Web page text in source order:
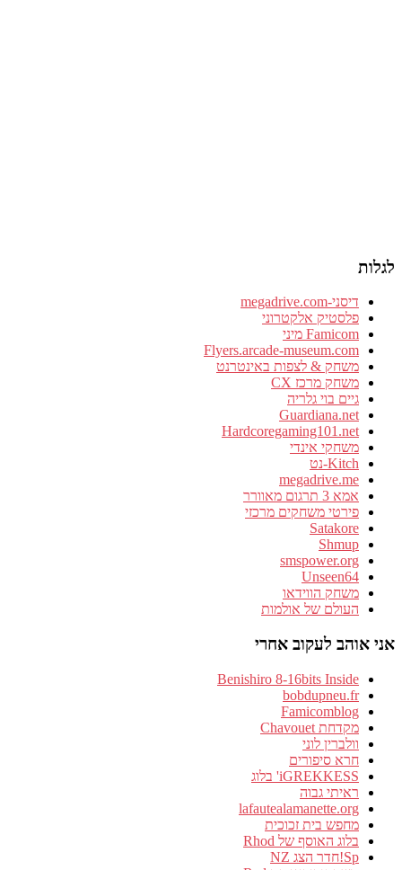
לגלות
דיסני-megadrive.com
פלסטיק אלקטרוני
Famicom מיני
Flyers.arcade-museum.com
משחק & לצפות באינטרנט
משחק מרכז CX
גיים בוי גלריה
Guardiana.net
Hardcoregaming101.net
משחקי אינדי
Kitch-נט
megadrive.me
אמא 3 תרגום מאוורר
פירטי משחקים מרכזי
Satakore
Shmup
smspower.org
Unseen64
משחק הווידאו
העולם של אולמות
אני אוהב לעקוב אחרי
Benishiro 8-16bits Inside
bobdupneu.fr
Famicomblog
מקדחת Chavouet
וולברין לוני
חרא סיפורים
iGREKKESS' בלוג
ראיתי גבוה
lafautealamanette.org
מחפש בית זכוכית
בלוג האוסף של Rhod
Sp!חדר הצג NZ